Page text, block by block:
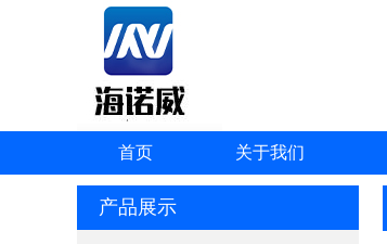
首页 关于我们
产品展示